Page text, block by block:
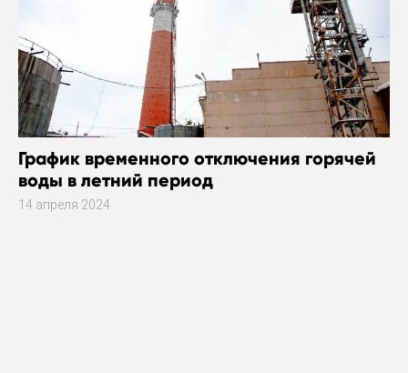
График временного отключения горячей
воды в летний период
14 апреля 2024